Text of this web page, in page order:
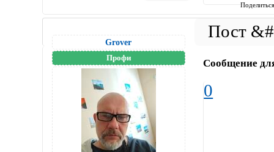
Grover
Профи Сообщение
0